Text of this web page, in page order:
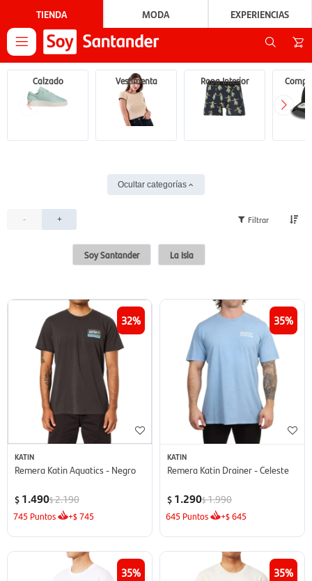
TIENDA MODA EXPERIENCIAS

Calzado Vestimenta Ropa Interior
Ocultar categorías
- +
Soy Santander La Isla
32
KATIN
Remera Katin Aquatics - Negro
$ 1.490$2.190
745 Puntos +$745
35
KATIN
Remera Katin Drainer - Celeste
$ 1.290$1.990
645 Puntos +$645
35 35